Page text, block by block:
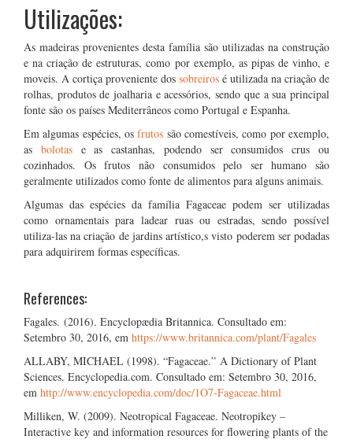
Utilizações:
As madeiras provenientes desta família são utilizadas na construção
e na criação de estruturas, como por exemplo, as pipas de vinho, e
moveis. A cortiça proveniente dos sobreiros é utilizada na criação de
rolhas, produtos de joalharia e acessórios, sendo que a sua principal
fonte são os países Mediterrâneos como Portugal e Espanha.
Em algumas espécies, osfrutos são comestíveis, como por exemplo,
as bolotase as castanhas, podendo ser consumidos crus ou
cozinhados. Os frutos não consumidos pelo ser humano são
geralmente utilizados como fonte de alimentos para alguns animais.
Algumas das espécies da família Fagaceae podem ser utilizadas
como ornamentais para ladear ruas ou estradas, sendo possível
utiliza-las na criação de jardins artístico,s visto poderem ser podadas
para adquirirem formas específicas.
References:
Fagales. (2016). Encyclopædia Britannica. Consultado em:
Setembro 30, 2016, em https://www.britannica.com/plant/Fagales
ALLABY, MICHAEL (1998). “Fagaceae.” A Dictionary of Plant
Sciences. Encyclopedia.com. Consultado em: Setembro 30, 2016,
em http://www.encyclopedia.com/doc/1O7-Fagaceae.html
Milliken, W. (2009). Neotropical Fagaceae. Neotropikey –
Interactive key and information resources for flowering plants of the